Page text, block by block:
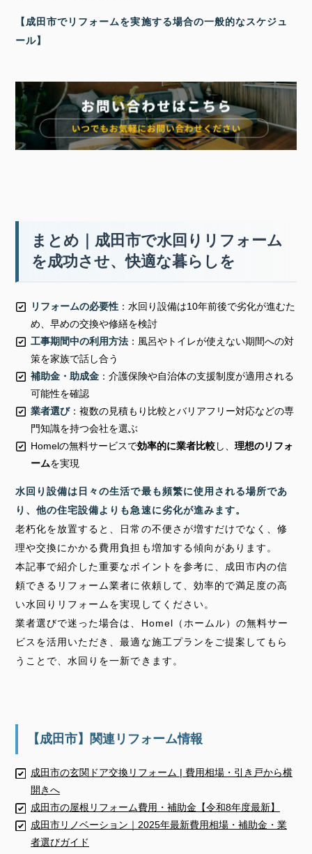
【成田市でリフォームを実施する場合の一般的なスケジュ
ール】
まとめ｜成田市で水回りリフォーム
を成功させ、快適な暮らしを
リフォームの必要性：水回り設備は10年前後で劣化が進むた
め、早めの交換や修繕を検討
工事期間中の利用方法：風呂やトイレが使えない期間への対
策を家族で話し合う
補助金・助成金：介護保険や自治体の支援制度が適用される
可能性を確認
業者選び：複数の見積もり比較とバリアフリー対応などの専
門知識を持つ会社を選ぶ
Homelの無料サービスで効率的に業者比較し、 理想のリフォ
ームを実現
水回り設備は日々の生活で最も頻繁に使用される場所であ
り、他の住宅設備よりも急速に劣化が進みます。
老朽化を放置すると、日常の不便さが増すだけでなく、修
理や交換にかかる費用負担も増加する傾向があります。
本記事で紹介した重要なポイントを参考に、成田市内の信
頼できるリフォーム業者に依頼して、効率的で満足度の高
い水回りリフォームを実現してください。
業者選びで迷った場合は、Homel（ホームル）の無料サー
ビスを活用いただき、最適な施工プランをご提案してもら
うことで、水回りを一新できます。
【成田市】関連リフォーム情報
成田市の玄関ドア交換リフォーム | 費用相場・引き戸から横
開きへ
成田市の屋根リフォーム費用・補助金【令和8年度最新】
成田市リノベーション｜2025年最新費用相場・補助金・業
者選びガイド